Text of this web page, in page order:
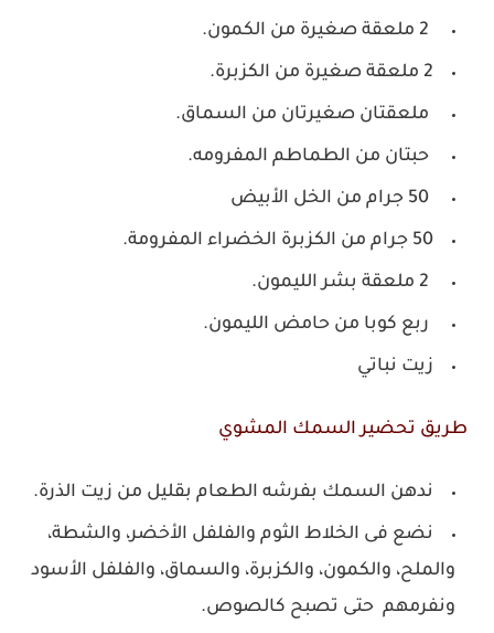
2 ملعقة صغيرة من الكزبرة.
ملعقتان صغيرتان من السماق.
حبتان من الطماطم المفرومه.
50 جرام من الكزبرة الخضراء المفرومة.
ربع كوبا من حامض الليمون.
زيت نباتي
طريق تحضير السمك المشوي
ندهن السمك بفرشه الطعام بقليل من زيت الذرة.
نضع فى الخلاط الثوم والفلفل الأخضر، والشطة،
والملح، والكمون، والكزبرة، والسماق، والفلفل الأسود
ونفرمهم حتى تصبح كالصوص.